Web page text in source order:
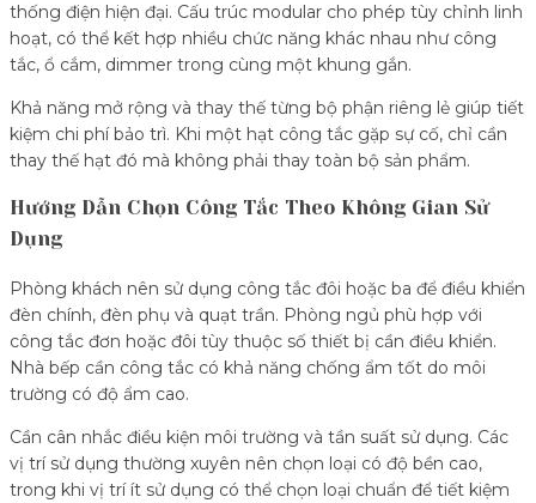
thống điện hiện đại. Cấu trúc modular cho phép tùy chỉnh linh
hoạt, có thể kết hợp nhiều chức năng khác nhau như công
tắc, ổ cắm, dimmer trong cùng một khung gắn.
Khả năng mở rộng và thay thế từng bộ phận riêng lẻ giúp tiết
kiệm chi phí bảo trì. Khi một hạt công tắc gặp sự cố, chỉ cần
thay thế hạt đó mà không phải thay toàn bộ sản phẩm.
Hướng Dẫn Chọn Công Tắc Theo Không Gian Sử
Dụng
Phòng khách nên sử dụng công tắc đôi hoặc ba để điều khiển
đèn chính, đèn phụ và quạt trần. Phòng ngủ phù hợp với
công tắc đơn hoặc đôi tùy thuộc số thiết bị cần điều khiển.
Nhà bếp cần công tắc có khả năng chống ẩm tốt do môi
trường có độ ẩm cao.
Cần cân nhắc điều kiện môi trường và tần suất sử dụng. Các
vị trí sử dụng thường xuyên nên chọn loại có độ bền cao,
trong khi vị trí ít sử dụng có thể chọn loại chuẩn để tiết kiệm